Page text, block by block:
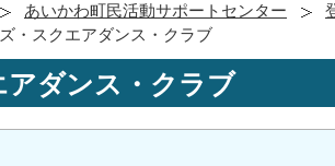
あいかわ町民活動サポートセンター
・スクエアダンス・クラブ
ダンス・クラブ